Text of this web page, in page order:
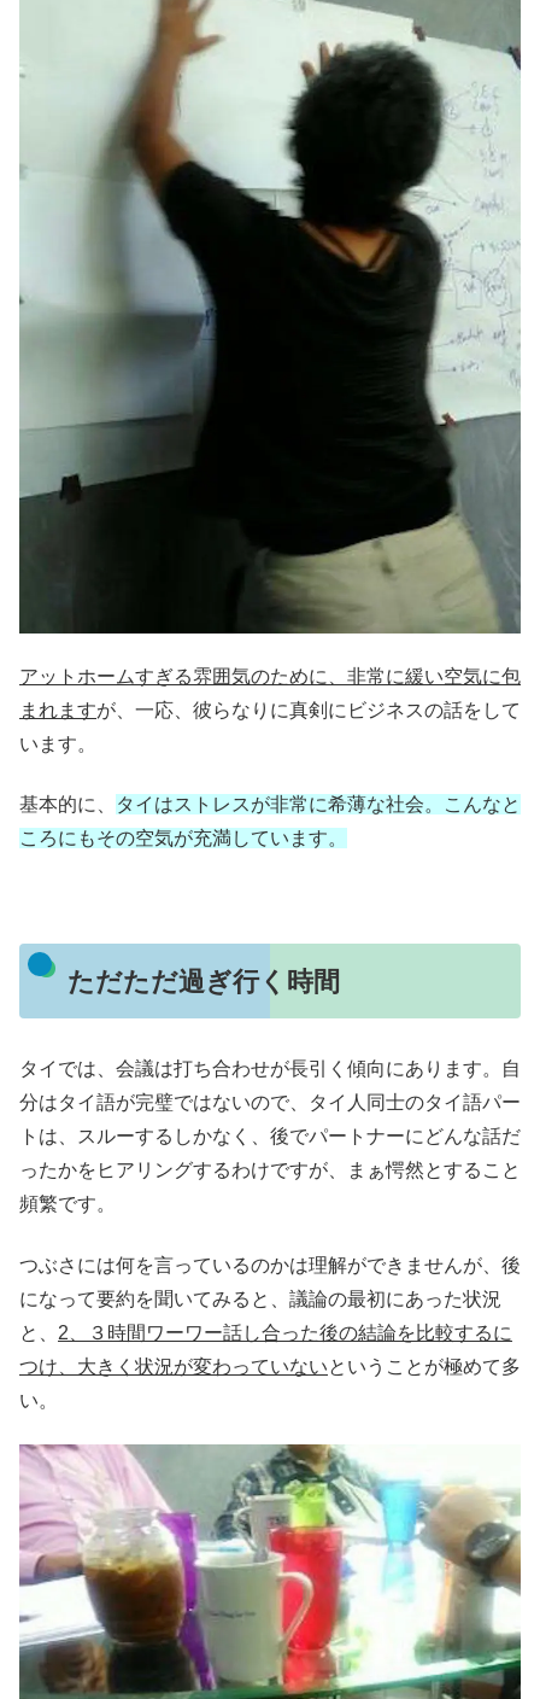
アットホームすぎる雰囲気のために、非常に緩い空気に包
まれますが、一応、彼らなりに真剣にビジネスの話をして
います。
基本的に、
タイはストレスが非常に希薄な社会。こんなと
ころにもその空気が充満しています。
ただただ過ぎ行く時間
タイでは、会議は打ち合わせが長引く傾向にあります。自
分はタイ語が完璧ではないので、タイ人同士のタイ語パー
トは、スルーするしかなく、後でパートナーにどんな話だ
ったかをヒアリングするわけですが、まぁ愕然とすること
頻繁です。
つぶさには何を言っているのかは理解ができませんが、後
になって要約を聞いてみると、議論の最初にあった状況
と、 2 、３時間ワーワー話し合った後の結論を比較するに
つけ、大きく状況が変わっていないということが極めて多
い。